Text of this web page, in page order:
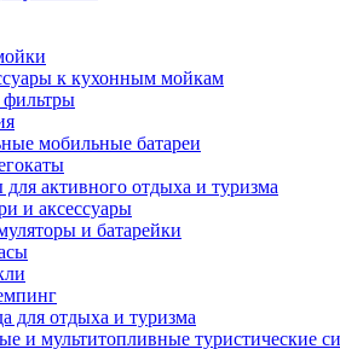
к кухонным мойкам
мобильные батареи
для активного отдыха и туризма
и аксессуары
и батарейки
для отдыха и туризма
и мультитопливные туристические